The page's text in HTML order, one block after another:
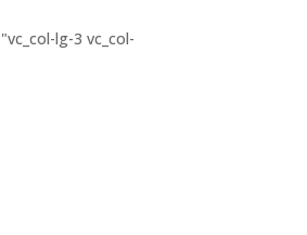
lg-3 vc_col-